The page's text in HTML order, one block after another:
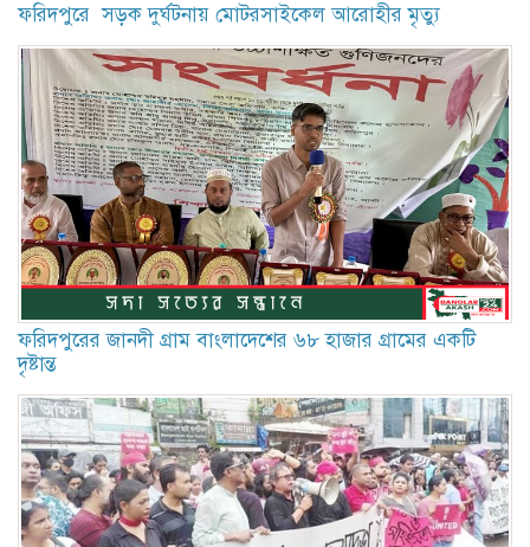
ফরিদপুরে ‌ সড়ক দুর্ঘটনায় মোটরসাইকেল আরোহীর মৃত্যু
ফরিদপুরের জানদী গ্রাম বাংলাদেশের ৬৮ হাজার গ্রামের একটি
দৃষ্টান্ত